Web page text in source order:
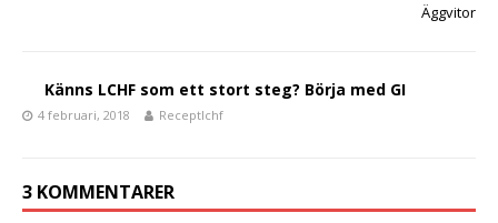
Äggvitor
Känns LCHF som ett stort steg? Börja med GI
4 februari, 2018 Receptlchf
3 KOMMENTARER